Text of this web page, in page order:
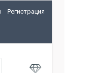
Регистрация